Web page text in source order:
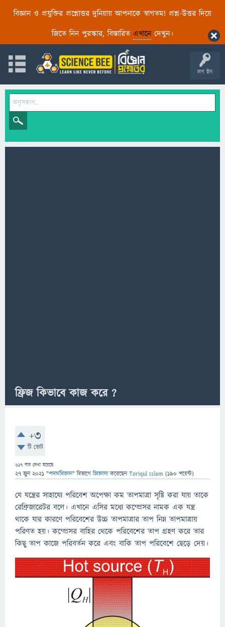
বিজ্ঞান ও প্রযুক্তির প্রশ্নোত্তর দুনিয়ায় আপনাকে স্বাগতম! প্রশ্ন-উত্তর দিয়ে
জিতে নিন পুরস্কার, বিস্তারিত এখানেদেখুন।
লগ ইন
ফ্রিজ কিভাবে কাজ করে ?
+3
টি ভোট
617 বার দেখা হয়েছে
27 জুন 2021 "পদার্থবিজ্ঞান" বিভাগে জিজ্ঞাসাকরেছেনToriqul Islam (190 পয়েন্ট)
যে যন্ত্রের সাহায্যে পরিবেশ অপেক্ষা কম তাপমাত্রা সৃষ্টি করা যায় তাকে
রেফ্রিজারেটর বলে। এখানে এসির মধ্যে কম্প্রেসর নামক এক যন্ত্র
থাকে যার কারণে পরিবেশের উচ্চ তাপমাত্রার তাপ নিম্ন তাপমাত্রায়
পরিণত হয়। কম্প্রেসর বাহির থেকে পরিবেশের তাপ গ্রহণ করে তার
কিছু তাপ কাজে পরিবর্তন করে এবং বাকি তাপ পরিবেশে ছেড়ে দেয়।